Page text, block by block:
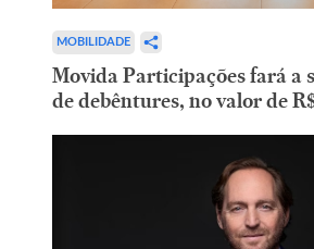
MOBILIDADE
Movida Participações fará a
de debêntures, no valor de